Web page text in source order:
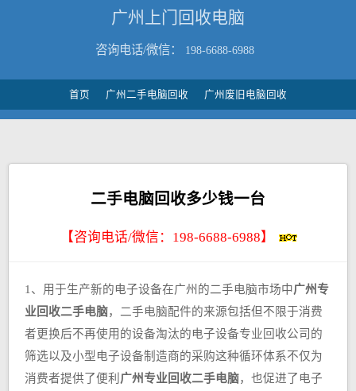
广州上门回收电脑
咨询电话/微信： 198-6688-6988
首页 广州二手电脑回收 广州废旧电脑回收
二手电脑回收多少钱一台
【咨询电话/微信： 198-6688-6988】
1、用于生产新的电子设备在广州的二手电脑市场中广州专
业回收二手电脑，二手电脑配件的来源包括但不限于消费
者更换后不再使用的设备淘汰的电子设备专业回收公司的
筛选以及小型电子设备制造商的采购这种循环体系不仅为
消费者提供了便利 广州专业回收二手电脑，也促进了电子